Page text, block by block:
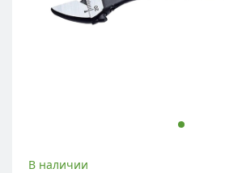
В наличии